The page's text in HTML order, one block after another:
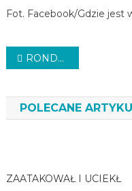
Fot. Facebook/Gdzie jest
Nawigacja
RONDO DO ZMIANY
POLECANE
ZAATAKOWAŁ I UCIEKŁ